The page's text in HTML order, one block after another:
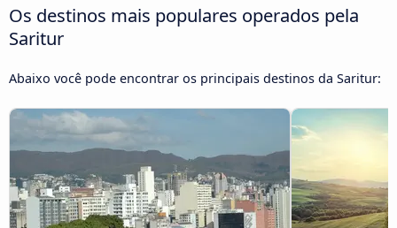
Os destinos mais populares operados pela
Saritur
Abaixo você pode encontrar os principais destinos da Saritur: